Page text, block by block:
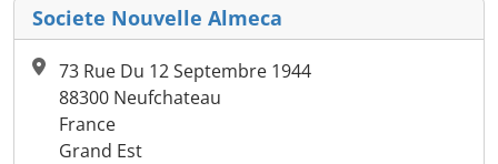
Societe Nouvelle Almeca
73 Rue Du 12 Septembre 1944
88300 Neufchateau
France
Grand Est